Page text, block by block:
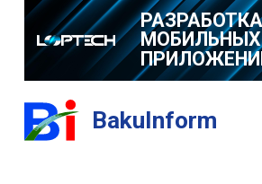
РАЗРАБОТКА
МОБИЛЬНЫХ
BakuInform